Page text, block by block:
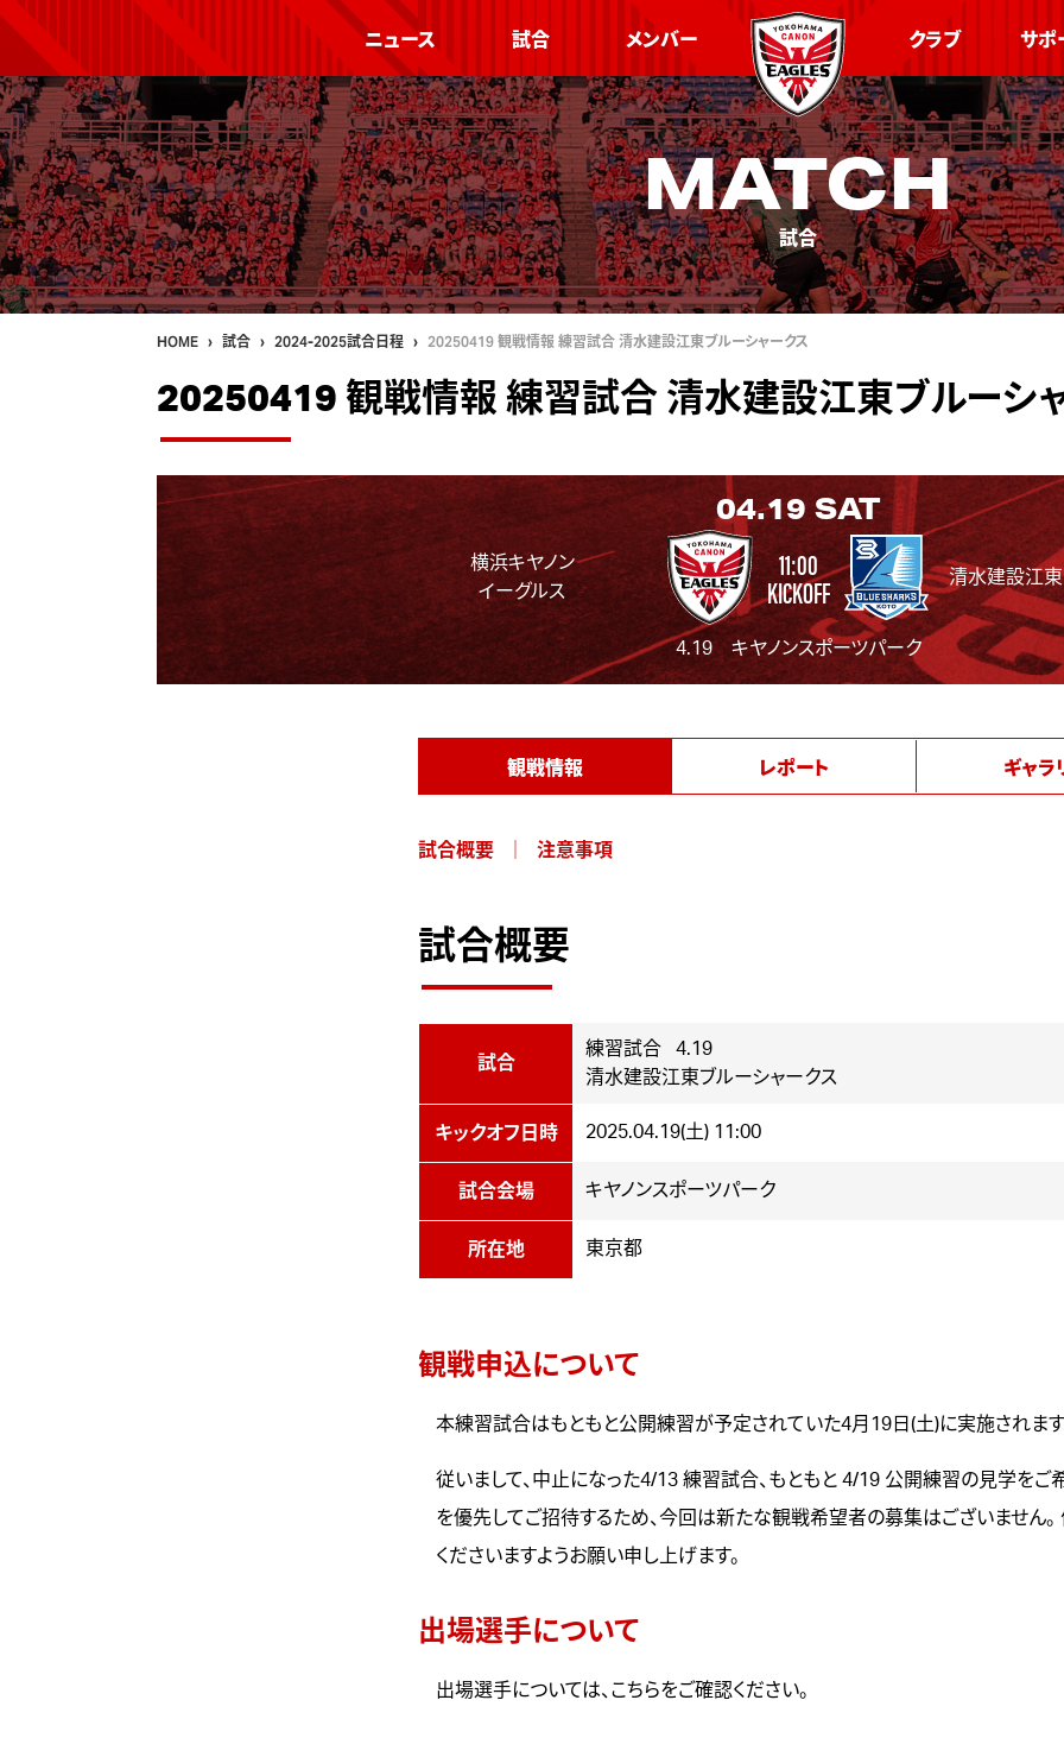
ニュース 試合 メンバー クラブ サポ
MATCH
試合
HOME 試合 2024-2025試合日程 20250419 観戦情報 練習試合 清水建設江東ブルーシャークス
20250419 観戦情報 練習試合 清水建設江東ブルーシ
04.19SAT
横浜キヤノン
イーグルス
11:00
KICKOFF 清水建設江東
4.19 キヤノンスポーツパーク
観戦情報 レポート ギャラ
試合概要 注意事項
試合概要
試合
練習試合 4.19
清水建設江東ブルーシャークス
キックオフ日時 2025.04.19(土) 11:00
試合会場 キヤノンスポーツパーク
所在地 東京都
観戦申込について
本練習試合はもともと公開練習が予定されていた4月19日(土)に実施されます
従いまして、 中止になった4/13 練習試合、もともと 4/19 公開練習の見学をご
を優先してご招待するため、今回は新たな観戦希望者の募集はございません
くださいますようお願い申し上げます。
出場選手について
出場選手については、 こちらをご確認ください。